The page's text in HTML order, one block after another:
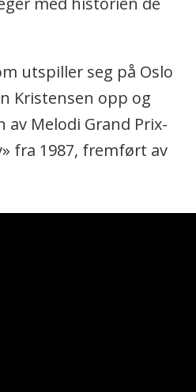
utspiller seg på Oslo
Kristensen opp og
Melodi Grand Prix-
fra 1987, fremført av